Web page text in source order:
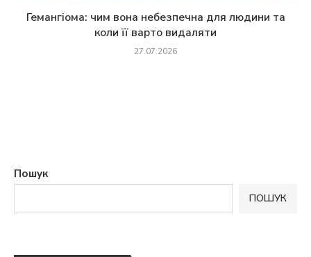
Гемангіома: чим вона небезпечна для людини та
коли її варто видаляти
27.07.2026
Пошук
ПОШУК